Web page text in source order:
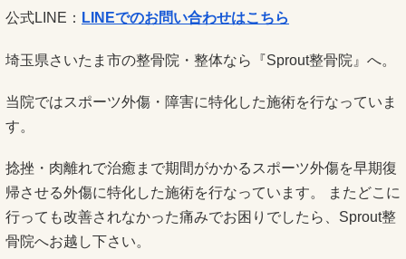
公式LINE： LINEでのお問い合わせはこちら
埼玉県さいたま市の整骨院・整体なら『Sprout整骨院』へ。
当院ではスポーツ外傷・障害に特化した施術を行なっていま
す。
捻挫・肉離れで治癒まで期間がかかるスポーツ外傷を早期復
帰させる外傷に特化した施術を行なっています。 またどこに
行っても改善されなかった痛みでお困りでしたら、Sprout整
骨院へお越し下さい。